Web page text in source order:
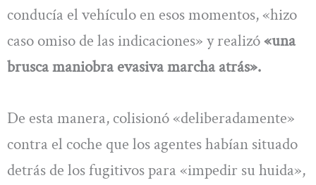
conducía el vehículo en esos momentos, «hizo
caso omiso de las indicaciones» y realizó«una
brusca maniobra evasiva marcha atrás».
De esta manera, colisionó «deliberadamente»
contra el coche que los agentes habían situado
detrás de los fugitivos para «impedir su huida»,